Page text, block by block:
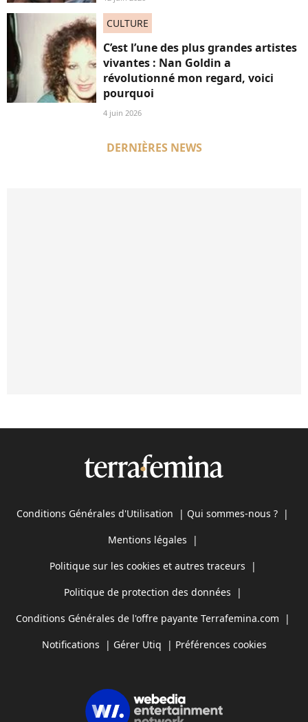
CULTURE
C’est l’une des plus grandes artistes
vivantes : Nan Goldin a
révolutionné mon regard, voici
pourquoi
4 juin 2026
DERNIÈRES NEWS
Conditions Générales d'Utilisation | Qui sommes-nous ? |
Mentions légales |
Politique sur les cookies et autres traceurs |
Politique de protection des données |
Conditions Générales de l'offre payante Terrafemina.com |
Notifications | Gérer Utiq | Préférences cookies